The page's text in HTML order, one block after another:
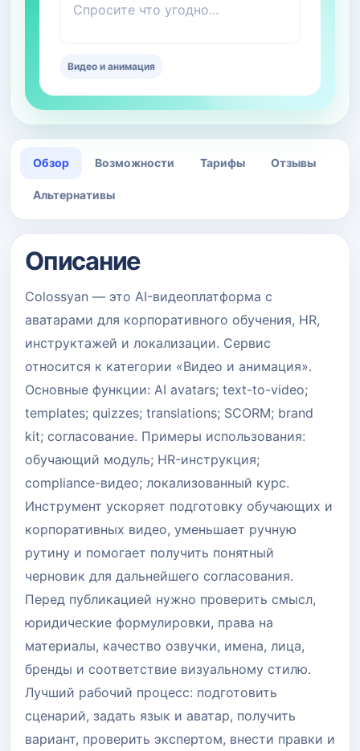
Спросите что угодно...
Видео и анимация
Обзор Возможности Тарифы Отзывы
Альтернативы
Описание
Colossyan — это AI-видеоплатформа с
аватарами для корпоративного обучения, HR,
инструктажей и локализации. Сервис
относится к категории «Видео и анимация».
Основные функции: AI avatars; text-to-video;
templates; quizzes; translations; SCORM; brand
kit; согласование. Примеры использования:
обучающий модуль; HR-инструкция;
compliance-видео; локализованный курс.
Инструмент ускоряет подготовку обучающих и
корпоративных видео, уменьшает ручную
рутину и помогает получить понятный
черновик для дальнейшего согласования.
Перед публикацией нужно проверить смысл,
юридические формулировки, права на
материалы, качество озвучки, имена, лица,
бренды и соответствие визуальному стилю.
Лучший рабочий процесс: подготовить
сценарий, задать язык и аватар, получить
вариант, проверить экспертом, внести правки и